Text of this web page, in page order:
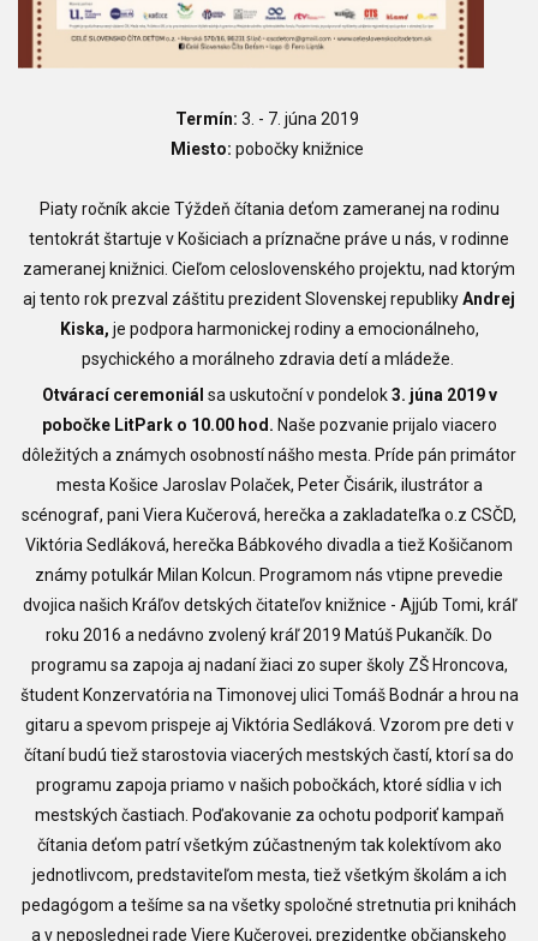
Termín: 3. - 7. júna 2019
Miesto: pobočky knižnice
Piaty ročník akcie Týždeň čítania deťom zameranej na rodinu
tentokrát štartuje v Košiciach a príznačne práve u nás, v rodinne
zameranej knižnici. Cieľom celoslovenského projektu, nad ktorým
aj tento rok prezval záštitu prezident Slovenskej republikyAndrej
Kiska, je podpora harmonickej rodiny a emocionálneho,
psychického a morálneho zdravia detí a mládeže.
Otvárací ceremoniál sa uskutoční v pondelok3. júna 2019 v
pobočke LitPark o 10.00 hod. Naše pozvanie prijalo viacero
dôležitých a známych osobností nášho mesta. Príde pán primátor
mesta Košice Jaroslav Polaček, Peter Čisárik, ilustrátor a
scénograf, pani Viera Kučerová, herečka a zakladateľka o.z CSČD,
Viktória Sedláková, herečka Bábkového divadla a tiež Košičanom
známy potulkár Milan Kolcun. Programom nás vtipne prevedie
dvojica našich Kráľov detských čitateľov knižnice - Ajjúb Tomi, kráľ
roku 2016 a nedávno zvolený kráľ 2019 Matúš Pukančík. Do
programu sa zapoja aj nadaní žiaci zo super školy ZŠ Hroncova,
študent Konzervatória na Timonovej ulici Tomáš Bodnár a hrou na
gitaru a spevom prispeje aj Viktória Sedláková. Vzorom pre deti v
čítaní budú tiež starostovia viacerých mestských častí, ktorí sa do
programu zapoja priamo v našich pobočkách, ktoré sídlia v ich
mestských častiach. Poďakovanie za ochotu podporiť kampaň
čítania deťom patrí všetkým zúčastneným tak kolektívom ako
jednotlivcom, predstaviteľom mesta, tiež všetkým školám a ich
pedagógom a tešíme sa na všetky spoločné stretnutia pri knihách
a v neposlednej rade Viere Kučerovej, prezidentke občianskeho